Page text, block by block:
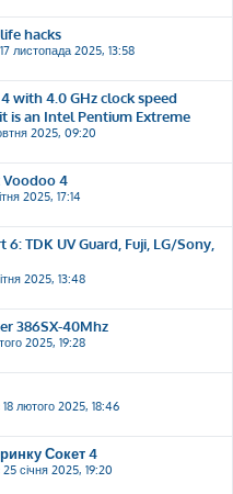
hacks
17 листопада 2025, 13:58
with 4.0 GHz clock speed
is an Intel Pentium Extreme
2025, 09:20
4
2025, 17:14
TDK UV Guard, Fuji, LG/Sony,
2025, 13:48
386SX-40Mhz
2025, 19:28
18 лютого 2025, 18:46
Сокет 4
25 січня 2025, 19:20